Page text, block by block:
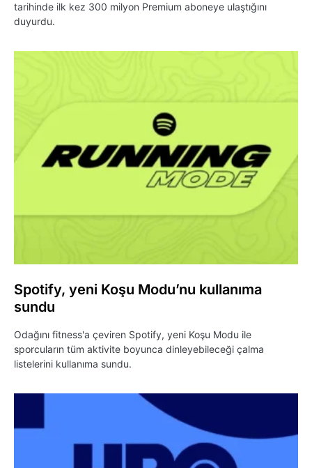
tarihinde ilk kez 300 milyon Premium aboneye ulaştığını
duyurdu.
Spotify, yeni Koşu Modu’nu kullanıma
sundu
Odağını fitness'a çeviren Spotify, yeni Koşu Modu ile
sporcuların tüm aktivite boyunca dinleyebileceği çalma
listelerini kullanıma sundu.